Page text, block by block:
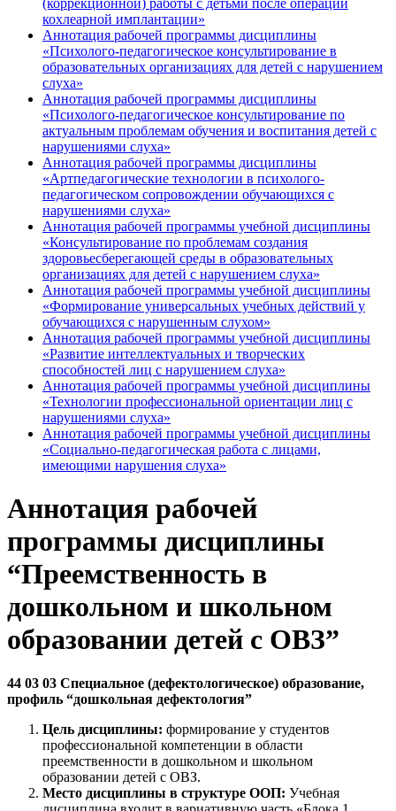
(коррекционной) работы с детьми после операции
кохлеарной имплантации»
Аннотация рабочей программы дисциплины
«Психолого-педагогическое консультирование в
образовательных организациях для детей с нарушением
слуха»
Аннотация рабочей программы дисциплины
«Психолого-педагогическое консультирование по
актуальным проблемам обучения и воспитания детей с
нарушениями слуха»
Аннотация рабочей программы дисциплины
«Артпедагогические технологии в психолого-
педагогическом сопровождении обучающихся с
нарушениями слуха»
Аннотация рабочей программы учебной дисциплины
«Консультирование по проблемам создания
здоровьесберегающей среды в образовательных
организациях для детей с нарушением слуха»
Аннотация рабочей программы учебной дисциплины
«Формирование универсальных учебных действий у
обучающихся с нарушенным слухом»
Аннотация рабочей программы учебной дисциплины
«Развитие интеллектуальных и творческих
способностей лиц с нарушением слуха»
Аннотация рабочей программы учебной дисциплины
«Технологии профессиональной ориентации лиц с
нарушениями слуха»
Аннотация рабочей программы учебной дисциплины
«Социально-педагогическая работа с лицами,
имеющими нарушения слуха»
Аннотация рабочей
программы дисциплины
“Преемственность в
дошкольном и школьном
образовании детей с ОВЗ”
44 03 03 Специальное (дефектологическое) образование,
профиль “дошкольная дефектология”
Цель дисциплины: формирование у студентов
профессиональной компетенции в области
преемственности в дошкольном и школьном
образовании детей с ОВЗ.
Место дисциплины в структуре ООП: Учебная